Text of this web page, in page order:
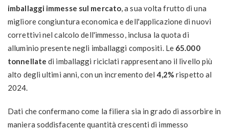
imballaggi immesse sul mercato, a sua volta frutto di una
migliore congiuntura economica e dell'applicazione di nuovi
correttivi nel calcolo dell'immesso, inclusa la quota di
alluminio presente negli imballaggi compositi. Le65.000
tonnellate di imballaggi riciclati rappresentano il livello più
alto degli ultimi anni, con un incremento del4,2% rispetto al
2024.
Dati che confermano come la filiera sia in grado di assorbire in
maniera soddisfacente quantità crescenti di immesso